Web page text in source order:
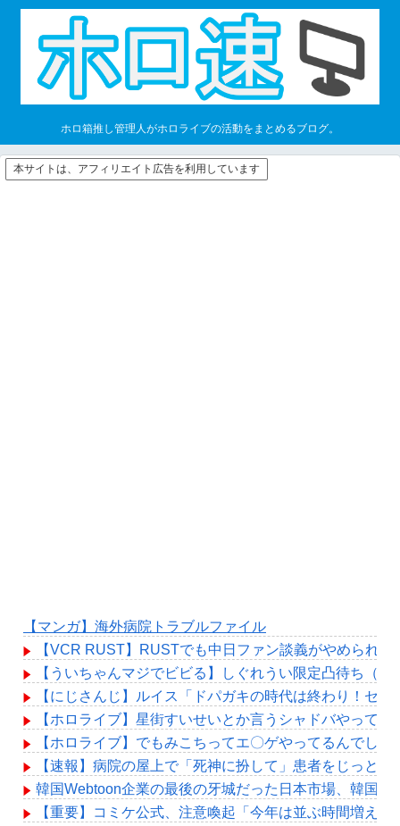
ホロ箱推し管理人がホロライブの活動をまとめるブログ。
本サイトは、アフィリエイト広告を利用しています
【マンガ】海外病院トラブルファイル
【VCR RUST】RUSTでも中日ファン談義がやめられな
【ういちゃんマジでビビる】しぐれうい限定凸待ち（
【にじさんじ】ルイス「ドパガキの時代は終わり！セ
【ホロライブ】星街すいせいとか言うシャドバやって
【ホロライブ】でもみこちってエ〇ゲやってるんでし
【速報】病院の屋上で「死神に扮して」患者をじっと
韓国Webtoon企業の最後の牙城だった日本市場、韓国
【重要】コミケ公式、注意喚起「今年は並ぶ時間増え